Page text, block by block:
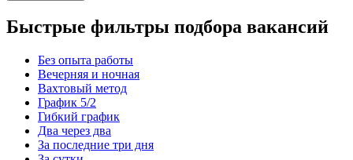
Быстрые фильтры подбора вакансий
Без опыта работы
Вечерняя и ночная
Вахтовый метод
График 5/2
Гибкий график
Два через два
За последние три дня